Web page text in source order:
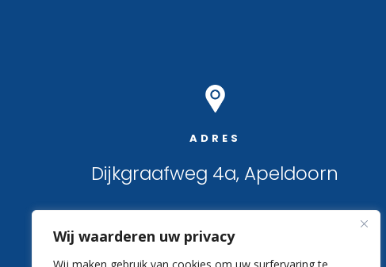
Wij waarderen uw privacy
ADRES
Dijkgraafweg 4a, Apeldoorn